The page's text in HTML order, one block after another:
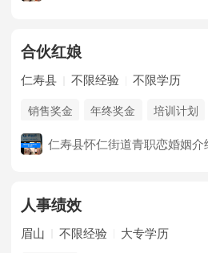
合伙红娘
仁寿县 不限经验 不限学历
销售奖金 年终奖金 培训计划
休假制度
仁寿县怀仁街道青职恋婚姻介
人事绩效
眉山 不限经验 大专学历